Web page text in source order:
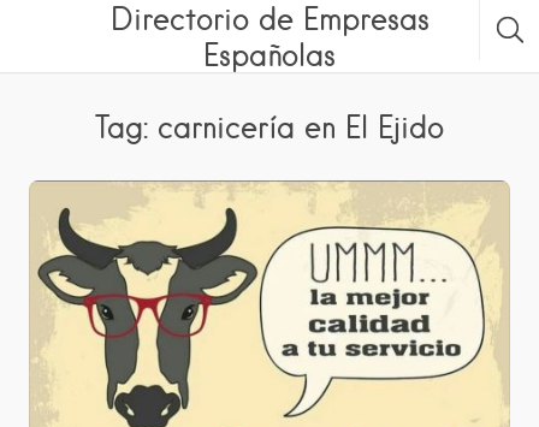
Directorio de Empresas
Españolas
Tag: carnicería en El Ejido